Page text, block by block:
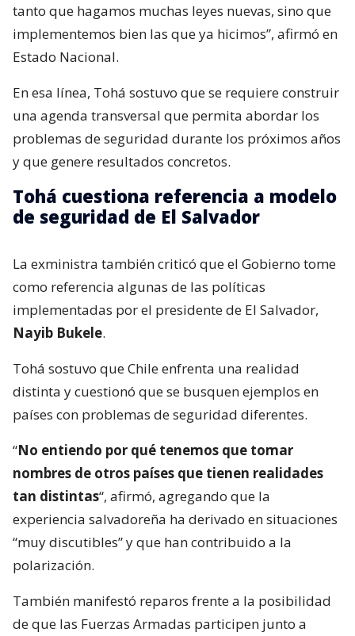
tanto que hagamos muchas leyes nuevas, sino que
implementemos bien las que ya hicimos”, afirmó en
Estado Nacional.
En esa línea, Tohá sostuvo que se requiere construir
una agenda transversal que permita abordar los
problemas de seguridad durante los próximos años
y que genere resultados concretos.
Tohá cuestiona referencia a modelo
de seguridad de El Salvador
La exministra también criticó que el Gobierno tome
como referencia algunas de las políticas
implementadas por el presidente de El Salvador,
Nayib Bukele.
Tohá sostuvo que Chile enfrenta una realidad
distinta y cuestionó que se busquen ejemplos en
países con problemas de seguridad diferentes.
“No entiendo por qué tenemos que tomar
nombres de otros países que tienen realidades
tan distintas“, afirmó, agregando que la
experiencia salvadoreña ha derivado en situaciones
“muy discutibles” y que han contribuido a la
polarización.
También manifestó reparos frente a la posibilidad
de que las Fuerzas Armadas participen junto a